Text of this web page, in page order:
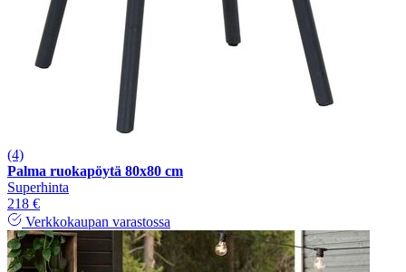
(4)
Palma ruokapöytä 80x80 cm
Superhinta
218 €
Verkkokaupan varastossa